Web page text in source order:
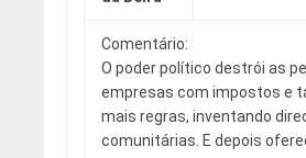
Comentário:
O poder político destrói as
empresas com impostos e
mais regras, inventando
comunitárias. E depois